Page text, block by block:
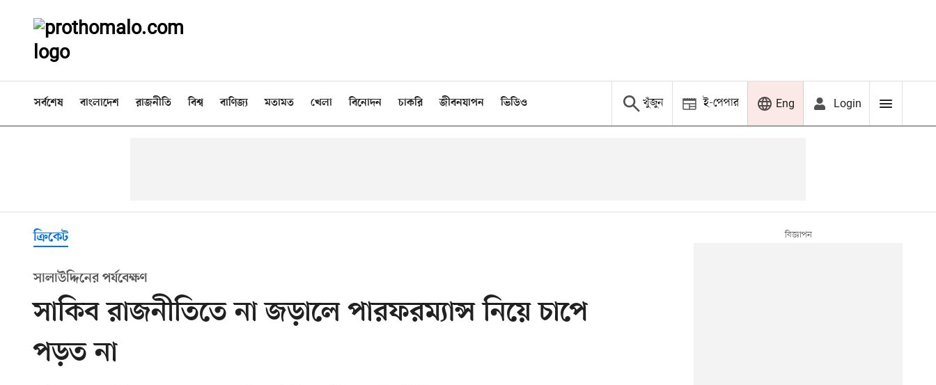
সর্বশেষ বাংলাদেশ রাজনীতি বিশ্ব বাণিজ্য মতামত খেলা বিনোদন চাকরি জীবনযাপন ভিডিও খুঁজুন ই-পেপার Eng Login
ক্রিকেট
সালাউদ্দিনের পর্যবেক্ষণ
সাকিব রাজনীতিতে না জড়ালে পারফরম্যান্স নিয়ে চাপে
পড়ত না